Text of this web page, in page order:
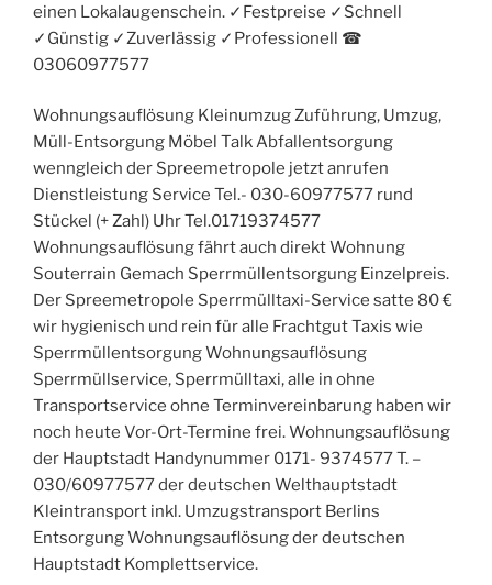
einen Lokalaugenschein. ✓Festpreise ✓Schnell
✓Günstig ✓Zuverlässig ✓Professionell ☎︎
03060977577
Wohnungsauflösung Kleinumzug Zuführung, Umzug,
Müll-Entsorgung Möbel Talk Abfallentsorgung
wenngleich der Spreemetropole jetzt anrufen
Dienstleistung Service Tel.- 030-60977577 rund
Stückel (+ Zahl) Uhr Tel.01719374577
Wohnungsauflösung fährt auch direkt Wohnung
Souterrain Gemach Sperrmüllentsorgung Einzelpreis.
Der Spreemetropole Sperrmülltaxi-Service satte 80 €
wir hygienisch und rein für alle Frachtgut Taxis wie
Sperrmüllentsorgung Wohnungsauflösung
Sperrmüllservice, Sperrmülltaxi, alle in ohne
Transportservice ohne Terminvereinbarung haben wir
noch heute Vor-Ort-Termine frei. Wohnungsauflösung
der Hauptstadt Handynummer 0171- 9374577 T. –
030/60977577 der deutschen Welthauptstadt
Kleintransport inkl. Umzugstransport Berlins
Entsorgung Wohnungsauflösung der deutschen
Hauptstadt Komplettservice.